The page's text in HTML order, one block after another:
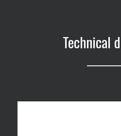
Technical